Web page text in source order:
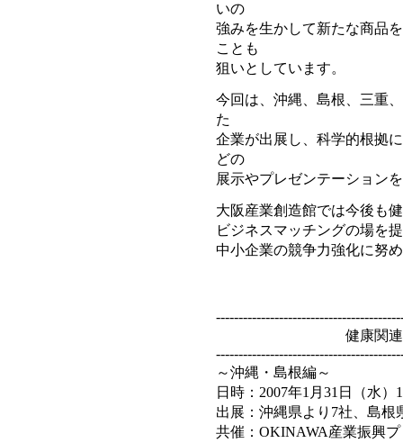
いの
強みを生かして新たな商品
ことも
狙いとしています。
今回は、沖縄、島根、三重
た
企業が出展し、科学的根拠
どの
展示やプレゼンテーション
大阪産業創造館では今後も
ビジネスマッチングの場を
中小企業の競争力強化に努
健康関連商品開
～沖縄・島根編～
日時：2007年1月31日（水）
出展：沖縄県より7社、島根
共催：OKINAWA産業振興